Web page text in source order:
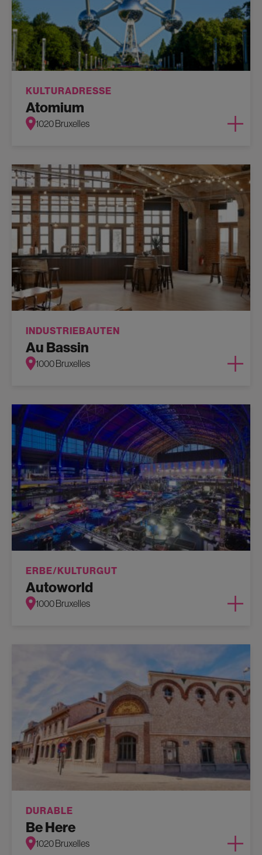
KULTURADRESSE
Atomium
1020 Bruxelles
INDUSTRIEBAUTEN
Au Bassin
1000 Bruxelles
ERBE/KULTURGUT
Autoworld
1000 Bruxelles
DURABLE
Be Here
1020 Bruxelles